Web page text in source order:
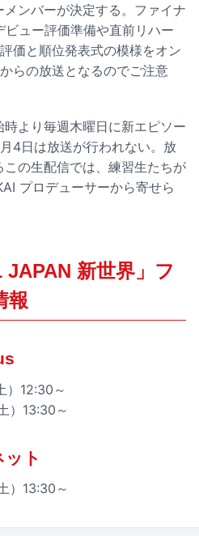
ンバーが決定する。ファイナ
ビュー評価準備や直前リハー
価と順位発表式の模様をオン
らの放送となるのでご注意
時より毎週木曜日に新エピソー
4日は放送が行われない。放
の生配信では、練習生たちが
プロデューサーから寄せら
JAPAN 新世界」フ
報
）12:30～
）13:30～
ット
）13:30～